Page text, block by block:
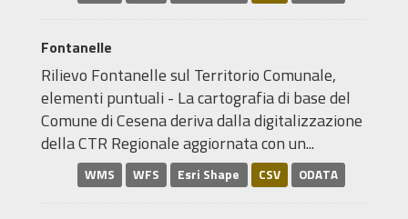
Fontanelle
Rilievo Fontanelle sul Territorio Comunale,
elementi puntuali - La cartografia di base del
Comune di Cesena deriva dalla digitalizzazione
della CTR Regionale aggiornata con un...
WMS WFS Esri Shape CSV ODATA